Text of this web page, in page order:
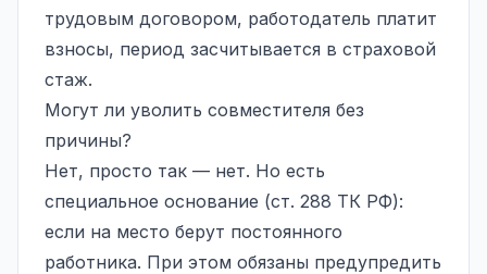
трудовым договором, работодатель платит
взносы, период засчитывается в страховой
стаж.
Могут ли уволить совместителя без
причины?
Нет, просто так — нет. Но есть
специальное основание (ст. 288 ТК РФ):
если на место берут постоянного
работника. При этом обязаны предупредить